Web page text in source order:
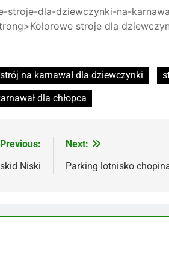
strój na karnawał dla dziewczynki
dla chłopca
Previous:
Niski
Next:
Parking lotnisko